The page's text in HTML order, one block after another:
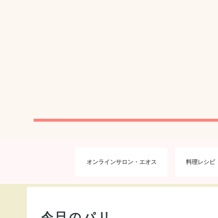
オンラインサロン・エオス 料理レシピ